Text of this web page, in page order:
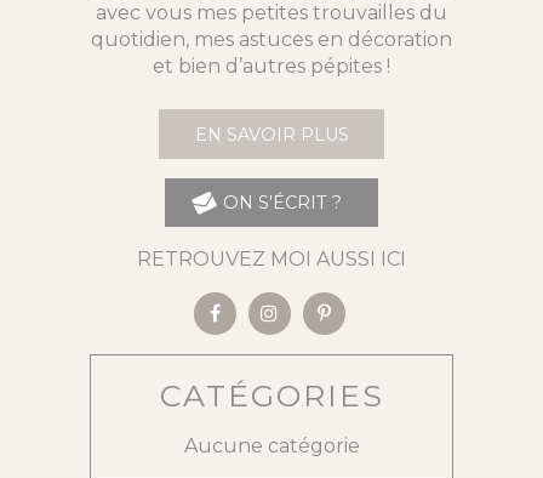
avec vous mes petites trouvailles du
quotidien, mes astuces en décoration
et bien d’autres pépites !
EN SAVOIR PLUS
ON S'ÉCRIT ?
RETROUVEZ MOI AUSSI ICI
CATÉGORIES
Aucune catégorie